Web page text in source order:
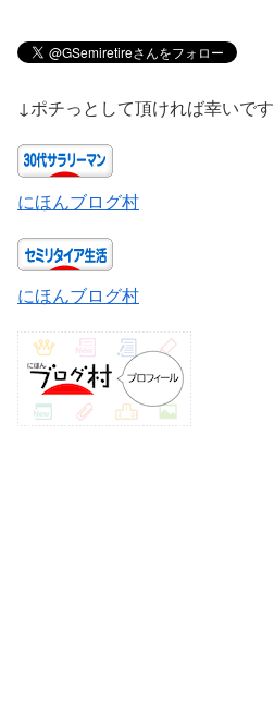
↓ポチっとして頂ければ幸いです
にほんブログ村
にほんブログ村